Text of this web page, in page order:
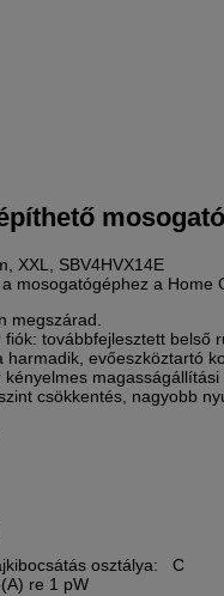
XXL, SBV4HVX14E
mosogatógéphez a Home
megszárad.
továbbfejlesztett belső
evőeszköztartó
csökkentés, nagyobb
osztálya: C
re 1 pW